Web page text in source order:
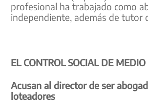
profesional ha trabajado como
independiente, además de tutor
EL CONTROL SOCIAL DE
Acusan al director de ser
loteadores